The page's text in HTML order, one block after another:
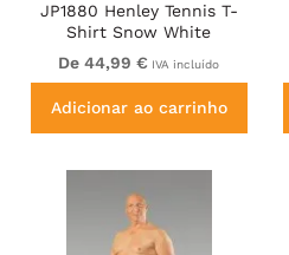
JP1880 Henley Tennis T-
Shirt Snow White
De 44,99 € IVA incluído
Adicionar ao carrinho